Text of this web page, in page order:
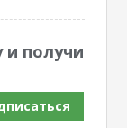
и получи